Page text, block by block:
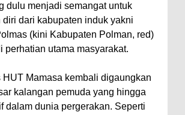
dulu menjadi semangat untuk
diri dari kabupaten induk yakni
(kini Kabupaten Polman, red)
perhatian utama masyarakat.
HUT Mamasa kembali digaungkan
kalangan pemuda yang hingga
dalam dunia pergerakan. Seperti